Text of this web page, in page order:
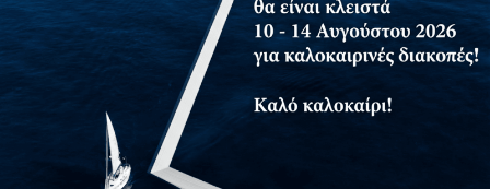
και Ορολογία της Φιλοσοφικής Σχολής του Πανεπιστημίου
Κρήτης ασχολήθηκαν, υπό την καθοδήγηση, την επίβλεψη
και αρωγή της καθηγήτριάς τους (Δρακούλη Αθανασία), με
τη μεταγραφή του έργου. Το αποτέλεσμα του κοπιώδους
αυτού εγχειρήματος συμπεριλαμβάνεται στην παρούσα
έκδοση, η οποία περιέχει λεπτομερή γλωσσική και
φιλολογική ανάλυση και η οποία τιμήθηκε με το
Διεθνές Βραβείο της Ιταλικής Φιλολογίας “